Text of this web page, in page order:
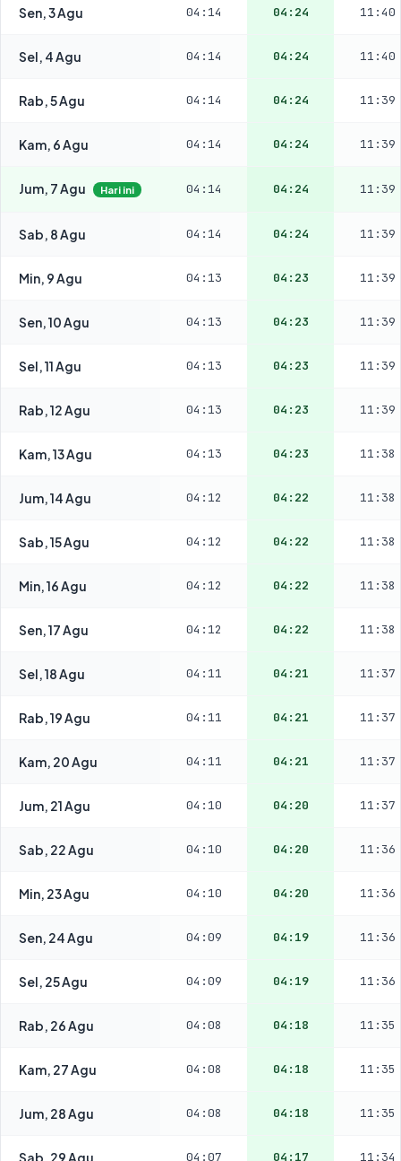
Sen, 3 Agu 04:14 04:24 11:40
Sel, 4 Agu 04:14 04:24 11:40
Rab, 5 Agu 04:14 04:24 11:39
Kam, 6 Agu 04:14 04:24 11:39
Jum, 7 Agu Hari ini 04:14 04:24 11:39
Sab, 8 Agu 04:14 04:24 11:39
Min, 9 Agu 04:13 04:23 11:39
Sen, 10 Agu 04:13 04:23 11:39
Sel, 11 Agu 04:13 04:23 11:39
Rab, 12 Agu 04:13 04:23 11:39
Kam, 13 Agu 04:13 04:23 11:38
Jum, 14 Agu 04:12 04:22 11:38
Sab, 15 Agu 04:12 04:22 11:38
Min, 16 Agu 04:12 04:22 11:38
Sen, 17 Agu 04:12 04:22 11:38
Sel, 18 Agu 04:11 04:21 11:37
Rab, 19 Agu 04:11 04:21 11:37
Kam, 20 Agu 04:11 04:21 11:37
Jum, 21 Agu 04:10 04:20 11:37
Sab, 22 Agu 04:10 04:20 11:36
Min, 23 Agu 04:10 04:20 11:36
Sen, 24 Agu 04:09 04:19 11:36
Sel, 25 Agu 04:09 04:19 11:36
Rab, 26 Agu 04:08 04:18 11:35
Kam, 27 Agu 04:08 04:18 11:35
Jum, 28 Agu 04:08 04:18 11:35
Sab, 29 Agu 04:07 04:17 11:34